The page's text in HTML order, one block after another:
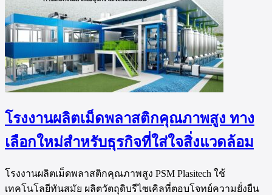
โรงงานผลิตเม็ดพลาสติกคุณภาพสูง ทาง
เลือกใหม่สำหรับธุรกิจที่ใส่ใจสิ่งแวดล้อม
โรงงานผลิตเม็ดพลาสติกคุณภาพสูง PSM Plasitech ใช้
เทคโนโลยีทันสมัย ผลิตวัตถุดิบรีไซเคิลที่ตอบโจทย์ความยั่งยืน